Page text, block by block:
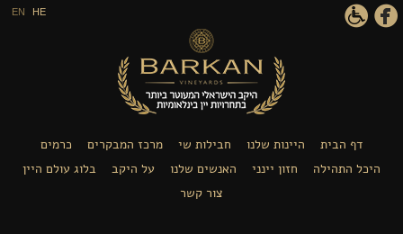
EN HE
דף הבית היינות שלנו חבילות שי מרכז המבקרים
כרמים
היכל התהילה
חזון יינני האנשים שלנו על היקב
בלוג עולם היין
צור קשר